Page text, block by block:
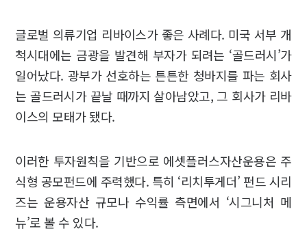
글로벌 의류기업 리바이스가 좋은 사례다. 미국 서부 개
척시대에는 금광을 발견해 부자가 되려는 ‘골드러시’가
일어났다. 광부가 선호하는 튼튼한 청바지를 파는 회사
는 골드러시가 끝날 때까지 살아남았고, 그 회사가 리바
이스의 모태가 됐다.
이러한 투자원칙을 기반으로 에셋플러스자산운용은 주
식형 공모펀드에 주력했다. 특히 ‘리치투게더’ 펀드 시리
즈는 운용자산 규모나 수익률 측면에서 ‘시그니처 메
뉴’로 볼 수 있다.